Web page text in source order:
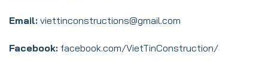
Email: viettinconstructions@gmail.com
Facebook: facebook.com/VietTinConstruction/